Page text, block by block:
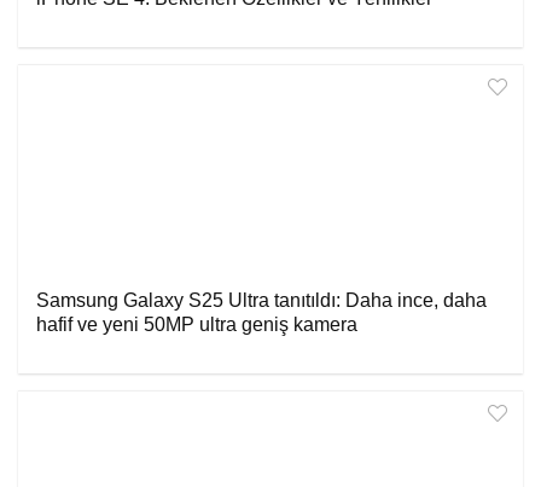
Samsung Galaxy S25 Ultra tanıtıldı: Daha ince, daha
hafif ve yeni 50MP ultra geniş kamera